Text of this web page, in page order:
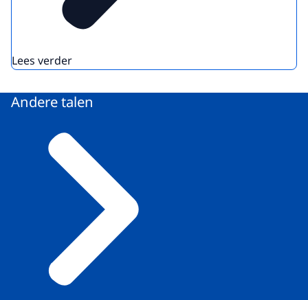
Lees verder
Andere talen